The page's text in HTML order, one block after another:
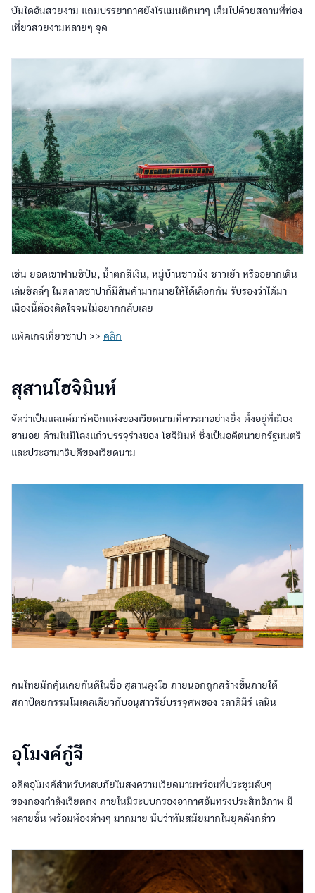
บันไดอันสวยงาม แถมบรรยากาศยังโรแมนติกมาๆ เต็มไปด้วยสถานที่ท่อง
เที่ยวสวยงามหลายๆ จุด
เช่น ยอดเขาฟานซิปัน, น้ำตกสีเงิน, หมู่บ้านชาวม้ง ชาวเย้า หรืออยากเดิน
เล่นชิลล์ๆ ในตลาดซาปาก็มีสินค้ามากมายให้ได้เลือกกัน รับรองว่าได้มา
เมืองนี้ต้องติดใจจนไม่อยากกลับเลย
แพ็คเกจเที่ยวซาปา >> คลิก
สุสานโฮจิมินห์
จัดว่าเป็นแลนด์มาร์คอีกแห่งของเวียดนามที่ควรมาอย่างยิ่ง ตั้งอยู่ที่เมือง
ฮานอย ด้านในมีโลงแก้วบรรจุร่างของ โฮจิมินห์ ซึ่งเป็นอดีตนายกรัฐมนตรี
และประธานาธิบดีของเวียดนาม
คนไทยมักคุ้นเคยกันดีในชื่อ สุสานลุงโฮ ภายนอกถูกสร้างขึ้นภายใต้
สถาปัตยกรรมโมเดลเดียวกับอนุสาวรีย์บรรจุศพของ วลาดิมีร์ เลนิน
อุโมงค์กู๋จี
อดีตอุโมงค์สำหรับหลบภัยในสงครามเวียดนามพร้อมที่ประชุมลับๆ
ของกองกำลังเวียตกง ภายในมีระบบกรองอากาศอันทรงประสิทธิภาพ มี
หลายชั้น พร้อมห้องต่างๆ มากมาย นับว่าทันสมัยมากในยุคดังกล่าว